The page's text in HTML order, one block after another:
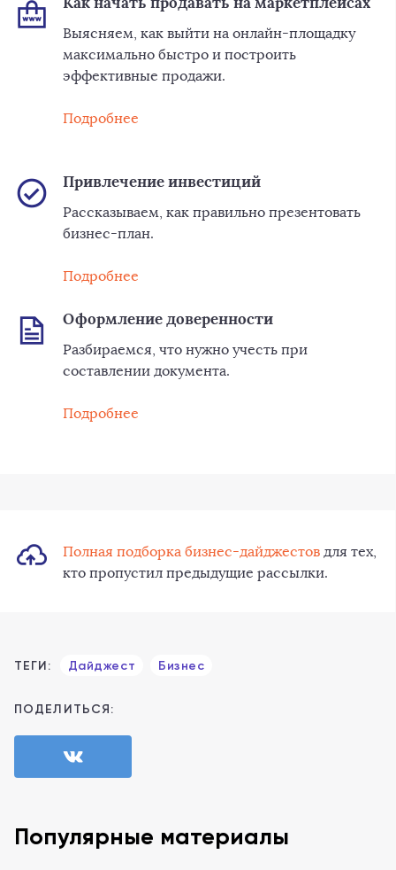
Выясняем, как выйти на онлайн-площадку
максимально быстро и построить
эффективные продажи.
Подробнее
Привлечение инвестиций
Рассказываем, как правильно презентовать
бизнес-план.
Подробнее
Оформление доверенности
Разбираемся, что нужно учесть при
составлении документа.
Подробнее
Полная подборка бизнес-дайджестов для тех,
кто пропустил предыдущие рассылки.
ТЕГИ: Дайджест Бизнес
ПОДЕЛИТЬСЯ:
Популярные материалы